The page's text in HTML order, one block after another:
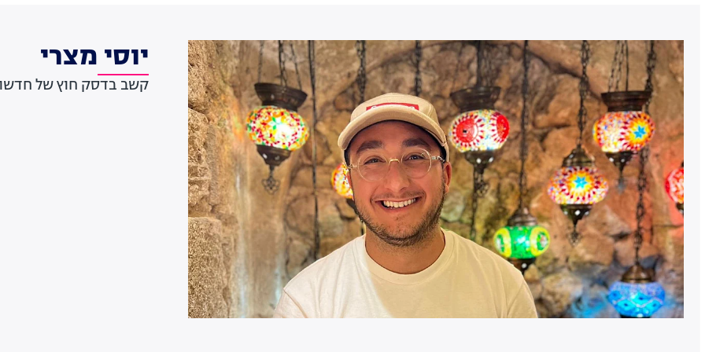
יוסי מצרי
קשב בדסק חוץ של חדשות